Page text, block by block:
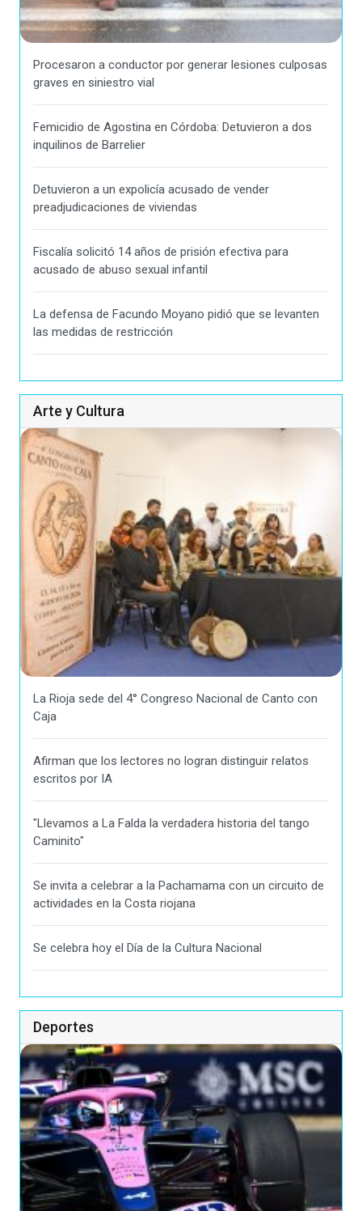
Procesaron a conductor por generar lesiones culposas
graves en siniestro vial
Femicidio de Agostina en Córdoba: Detuvieron a dos
inquilinos de Barrelier
Detuvieron a un expolicía acusado de vender
preadjudicaciones de viviendas
Fiscalía solicitó 14 años de prisión efectiva para
acusado de abuso sexual infantil
La defensa de Facundo Moyano pidió que se levanten
las medidas de restricción
Arte y Cultura
La Rioja sede del 4° Congreso Nacional de Canto con
Caja
Afirman que los lectores no logran distinguir relatos
escritos por IA
"Llevamos a La Falda la verdadera historia del tango
Caminito"
Se invita a celebrar a la Pachamama con un circuito de
actividades en la Costa riojana
Se celebra hoy el Día de la Cultura Nacional
Deportes